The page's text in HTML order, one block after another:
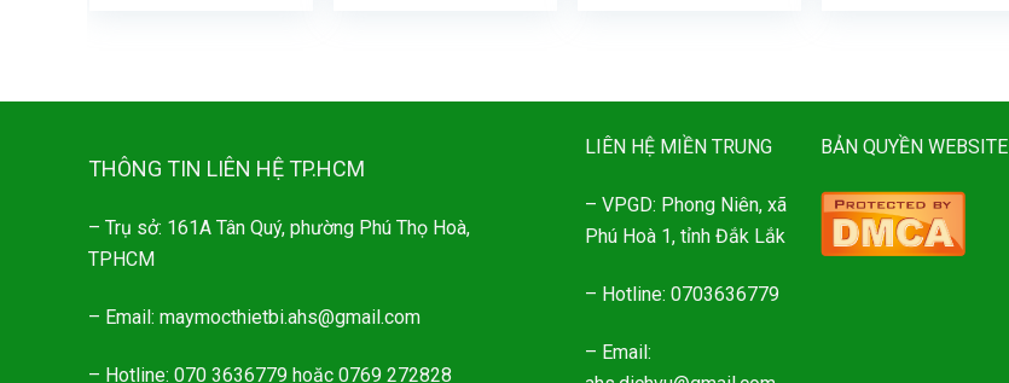
THÔNG TIN LIÊN HỆ TP.HCM
– Trụ sở: 161A Tân Quý, phường Phú Thọ Hoà,
TPHCM
– Email: maymocthietbi.ahs@gmail.com
– Hotline: 070 3636779 hoặc 0769 272828
LIÊN HỆ MIỀN TRUNG
– VPGD: Phong Niên, xã
Phú Hoà 1, tỉnh Đắk Lắk
– Hotline: 0703636779
– Email:
BẢN QUYỀN WEBSITE